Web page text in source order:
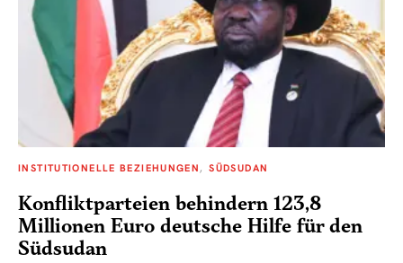
INSTITUTIONELLE BEZIEHUNGEN SÜDSUDAN
Konfliktparteien behindern 123,8
Millionen Euro deutsche Hilfe für den
Südsudan